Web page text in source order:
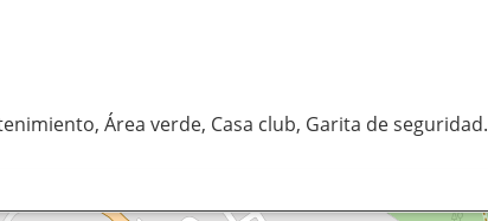
Área verde, Casa club, Garita de seguridad.